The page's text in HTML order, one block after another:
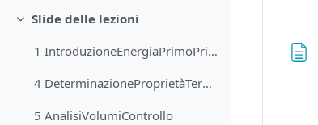
Minimizza
Slide delle lezioni
1 IntroduzioneEnergiaPrimoPrincipio
4 DeterminazioneProprietàTermodinamiche
5 AnalisiVolumiControllo